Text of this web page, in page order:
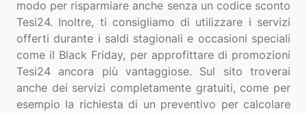
modo per risparmiare anche senza un codice sconto
Tesi24. Inoltre, ti consigliamo di utilizzare i servizi
offerti durante i saldi stagionali e occasioni speciali
come il Black Friday, per approfittare di promozioni
Tesi24 ancora più vantaggiose. Sul sito troverai
anche dei servizi completamente gratuiti, come per
esempio la richiesta di un preventivo per calcolare